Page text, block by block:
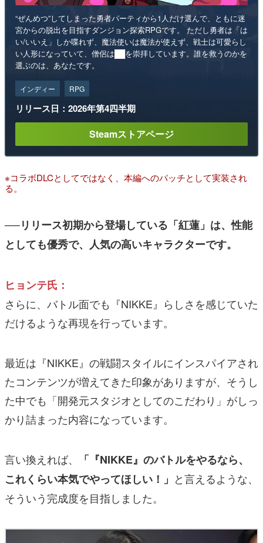
“ぜんめつ”してしまった勇者パーティから1人だけ選んで、ともに迷
宮からの脱出を目指すダンジョン探索RPGです。 ただし勇者は「は
い/いいえ」しか喋れず、魔法使いは魔法が使えず、戦士は可愛らし
い人形になっていて、僧侶は██を崇拝しています。誰を救うのかを
選ぶのは、あなたです。
インディー RPG
リリース日：2026年第4四半期
Steamストアページ
※コラボDLCとしてではなく、本編へのパッチとして実装され
る。
──リリース初期から登場している「紅蓮」は、性能
としても優秀で、人気の高いキャラクターです。
ヒョンテ氏：
さらに、バトル面でも『NIKKE』らしさを感じていた
だけるような再現を行っています。
最近は『NIKKE』の戦闘スタイルにインスパイアされ
たコンテンツが増えてきた印象がありますが、そうし
た中でも「開発元スタジオとしてのこだわり」がしっ
かり詰まった内容になっています。
言い換えれば、
「『NIKKE』のバトルをやるなら、
これくらい本気でやってほしい！」 と言えるような、
そういう完成度を目指しました。